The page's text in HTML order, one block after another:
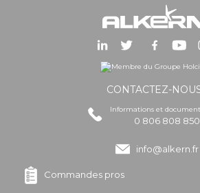
CONTACTEZ-
Informations et
0 806 808 850
info@alkern.fr
Commandes pros